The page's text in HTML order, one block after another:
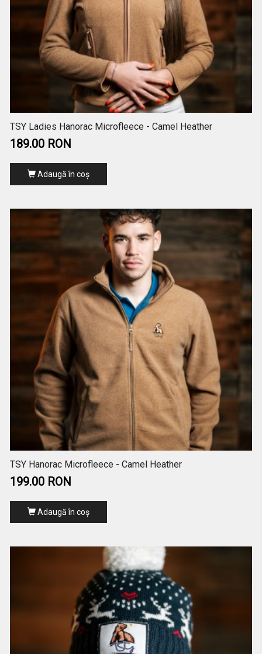
TSY Ladies Hanorac Microfleece - Camel Heather
189.00 RON
Adaugă în coş
TSY Hanorac Microfleece - Camel Heather
199.00 RON
Adaugă în coş